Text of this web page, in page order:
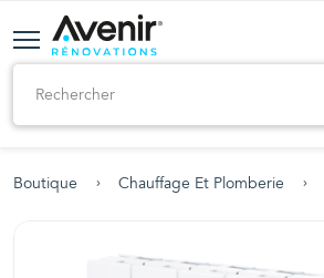
Boutique Chauffage Et Plomberie